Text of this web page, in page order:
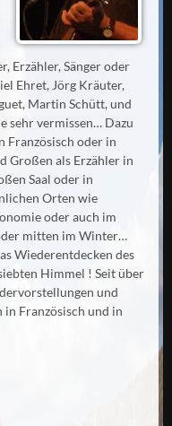
Erzähler, Sänger oder
Ehret, Jörg Kräuter,
Martin Schütt, und
sehr vermissen… Dazu
Französisch oder in
Großen als Erzähler in
Saal oder in
Orten wie
oder auch im
mitten im Winter…
Wiederentdecken des
Himmel ! Seit über
und
in Französisch und in